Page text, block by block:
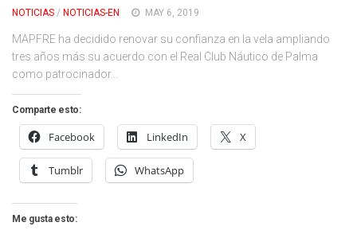
NOTICIAS / NOTICIAS-EN MAY 6, 2019
MAPFRE ha decidido renovar su confianza en la vela ampliando
tres años más su acuerdo con el Real Club Náutico de Palma
como patrocinador...
Comparte esto:
Facebook LinkedIn X
Tumblr WhatsApp
Me gusta esto: